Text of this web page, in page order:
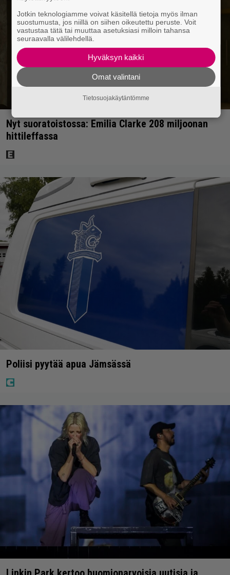
Nyt suoratoistossa: Emilia Clarke 208 miljoonan
hittileffassa
Poliisi pyytää apua Jämsässä
Jotkin teknologiamme voivat käsitellä tietoja myös ilman
suostumusta, jos niillä on siihen oikeutettu peruste. Voit
vastustaa tätä tai muuttaa asetuksiasi milloin tahansa
seuraavalla välilehdellä.
Hyväksyn kaikki
Omat valintani
Tietosuojakäytäntömme